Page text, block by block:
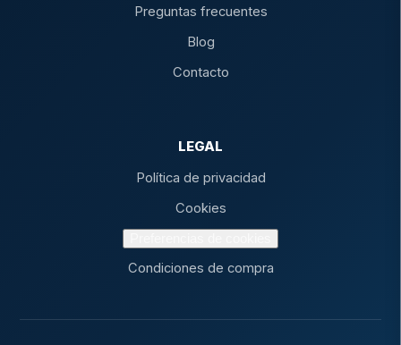
Preguntas frecuentes
Blog
Contacto
LEGAL
Política de privacidad
Cookies
Condiciones de compra